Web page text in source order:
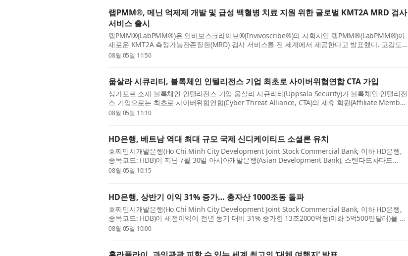
랩PMM®, 메닌 억제제 개발 및 급성 백혈병 치료 지원 위한 글로벌 KMT2A MRD 검사
서비스 출시
랩PMM®(LabPMM®)은 인비보스크라이브®(Invivoscribe®)의 자회사인 랩PMM®(LabPMM®)이
새로운 KMT2A 측정가능잔존질환(MRD) 검사 서비스를 전 세계에서 제공한다고 발표했다. 고감도
디지털 PCR 기반의 이 서비스는 랩PMM의 글로벌 검사실 네트워크를 통해 의료진, 임...
08월 05일 11:50
웁살라 시큐리티, 블록체인 인텔리전스 기업 최초로 사이버위협연합 CTA 가입
싱가포르 소재 블록체인 인텔리전스 기업 웁살라 시큐리티(Uppsala Security)가 블록체인 인텔리전
스 기업으로는 최초로 사이버위협연합(Cyber Threat Alliance, CTA)의 제휴 회원(Affiliate Member)
으로 가입했다고 밝혔다. CTA는 사이버보안 기업들이 실제 방어와 ...
08월 05일 11:10
HD은행, 베트남 역대 최대 규모 국제 신디케이티드 소셜론 유치
호찌민시개발은행(Ho Chi Minh City Development Joint Stock Commercial Bank, 이하 HD은행,
종목코드: HDB)이 지난 7월 30일 아시아개발은행(Asian Development Bank), 스탠다드차타드
(Standard Chartered) 및 기타 국제 금융기관과 7억2100만달러 규모의 국제 신...
08월 05일 10:15
HD은행, 상반기 이익 31% 증가… 총자산 1000조동 돌파
호찌민시개발은행(Ho Chi Minh City Development Joint Stock Commercial Bank, 이하 HD은행,
종목코드: HDB)이 세전이익이 전년 동기 대비 31% 증가한 13조2000억동(미화 5억500만달러)을 기
록하는 등 견조한 실적을 거뒀다. HD은행의 총자산은 6월 30일 기준 연초 ...
08월 05일 10:00